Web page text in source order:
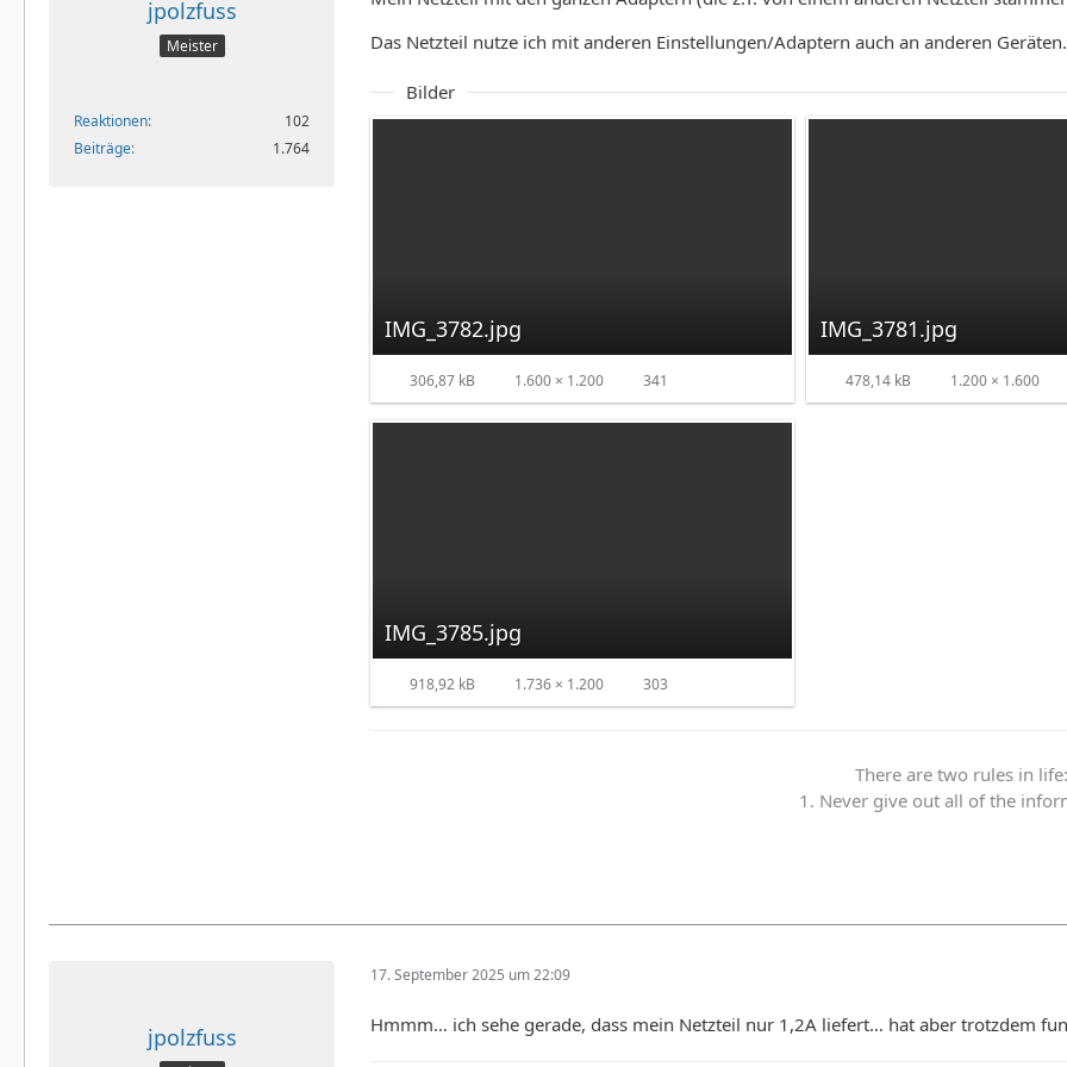
jpolzfuss
Meister
Reaktionen
102
Beiträge
1.764
Das Netzteil nutze ich mit anderen Einstellungen/Adaptern auch an anderen Geräten.
Bilder
IMG_3782.jpg
306,87 kB 1.600 × 1.200 341
IMG_3781.jpg
478,14 kB 1.200 × 1.600
IMG_3785.jpg
918,92 kB 1.736 × 1.200 303
There are two rules in life:
1. Never give out all of the
jpolzfuss
17. September 2025 um 22:09
Hmmm… ich sehe gerade, dass mein Netzteil nur 1,2A liefert… hat aber trotzdem